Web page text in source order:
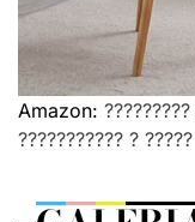
Amazon:
??????????? ?